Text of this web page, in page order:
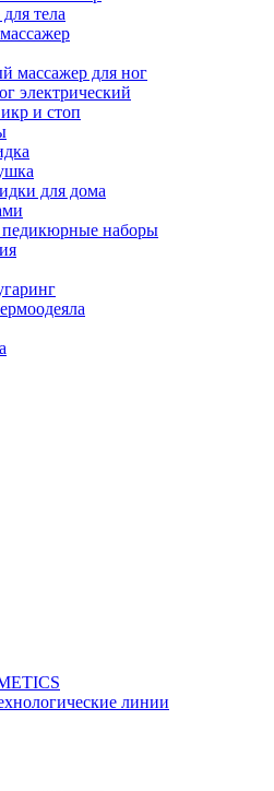
тела
массажер для ног
электрический
и стоп
для дома
наборы
линии